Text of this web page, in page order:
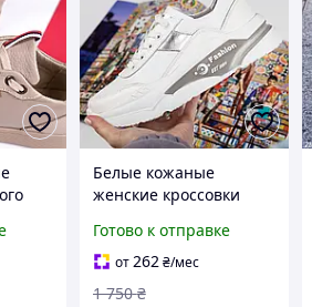
Белые кожаные
женские кроссовки
Готово к отправке
от262 ₴/мес
1 750 ₴